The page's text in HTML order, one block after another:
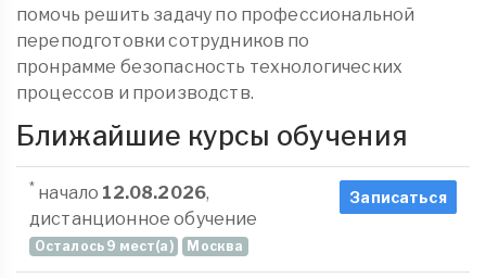
помочь решить задачу по профессиональной
переподготовки сотрудников по
пронрамме безопасность технологических
процессов и производств.
Ближайшие курсы обучения
* начало 12.08.2026,
дистанционное обучение
Осталось 9 мест(а) Москва
Записаться